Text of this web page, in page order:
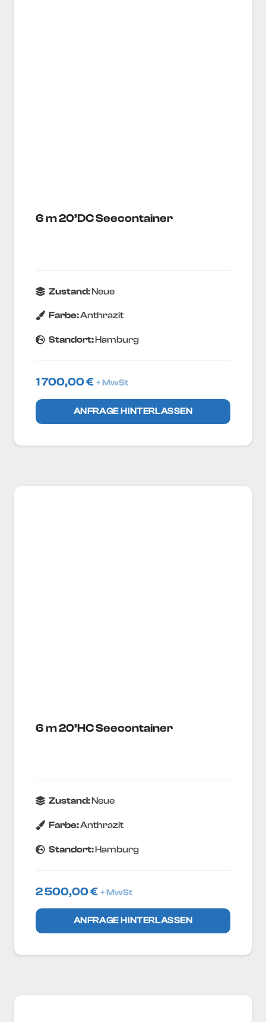
6 m 20’DC Seecontainer
Zustand:Neue
Farbe:Anthrazit
Standort:Hamburg
1 700,00€ + MwSt
ANFRAGE HINTERLASSEN
6 m 20’HC Seecontainer
Zustand:Neue
Farbe:Anthrazit
Standort:Hamburg
2 500,00€ + MwSt
ANFRAGE HINTERLASSEN